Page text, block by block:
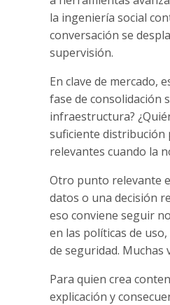
la ingeniería social
conversación se
supervisión.
En clave de mercado,
fase de consolidación
infraestructura?
suficiente distribución
relevantes cuando la
Otro punto relevante
datos o una decisión
eso conviene seguir
en las políticas de
de seguridad. Muchas
Para quien crea
explicación y